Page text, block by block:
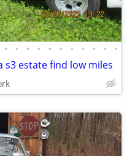
• • • • • • • • • • •
s3 estate find low miles